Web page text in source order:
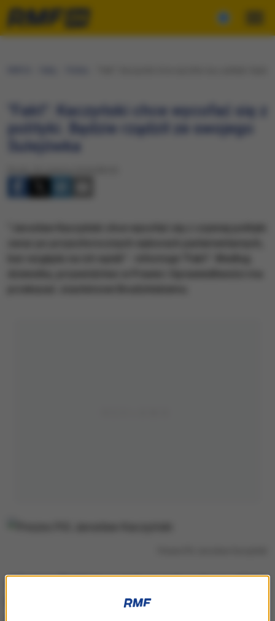
"Fakt": Kaczyński chce wycofać się z
polityki. Będzie rządził ze swojego
Sulejówka
przywództwo w partii i zostać jej honorowym